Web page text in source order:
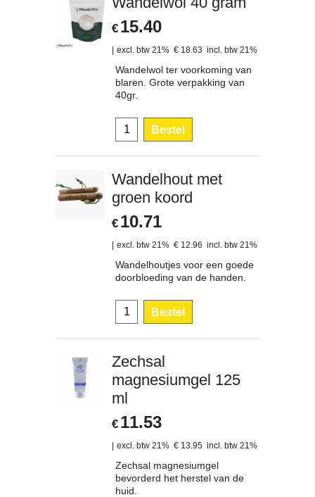
€ 15.40
excl. btw 21% € 18.63 incl. btw 21%
Wandelwol ter voorkoming van
blaren. Grote verpakking van
40gr.
Bestel
Wandelhout met
groen koord
€ 10.71
excl. btw 21% € 12.96 incl. btw 21%
Wandelhoutjes voor een goede
doorbloeding van de handen.
Bestel
Zechsal
magnesiumgel 125
ml
€ 11.53
excl. btw 21% € 13.95 incl. btw 21%
Zechsal magnesiumgel
bevorderd het herstel van de
huid.